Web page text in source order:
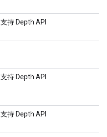
支持 Depth API
支持 Depth API
支持 Depth API